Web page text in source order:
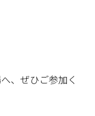
、ぜひご参加く